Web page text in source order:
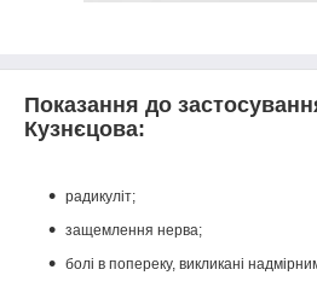
Показання до
Кузнєцова:
радикуліт;
защемлення нерва;
болі в попереку, викликані